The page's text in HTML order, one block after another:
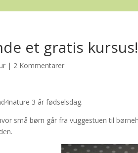
et gratis
| 2 Kommentarer
3 år fødselsdag.
små børn går fra vuggestuen til